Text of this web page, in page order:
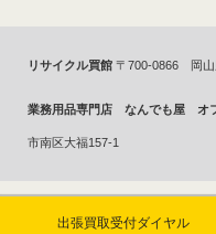
リサイクル買館 〒700-0866 岡山
業務用品専門店 なんでも屋 オ
市南区大福157-1
Copyright 2014年©リサイク
出張買取受付ダイヤル